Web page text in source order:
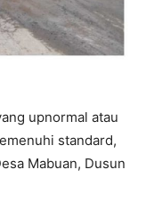
upnormal atau
standard,
Mabuan, Dusun